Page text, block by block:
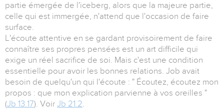
partie émergée de l'iceberg, alors que la majeure partie,
celle qui est immergée, n'attend que l'occasion de faire
surface.
L'écoute attentive en se gardant provisoirement de faire
connaître ses propres pensées est un art difficile qui
exige un réel sacrifice de soi. Mais c'est une condition
essentielle pour avoir les bonnes relations. Job avait
besoin de quelqu'un qui l'écoute : " Écoutez, écoutez mon
propos : que mon explication parvienne à vos oreilles "
(Jb 13.17). Voir Jb 21.2.